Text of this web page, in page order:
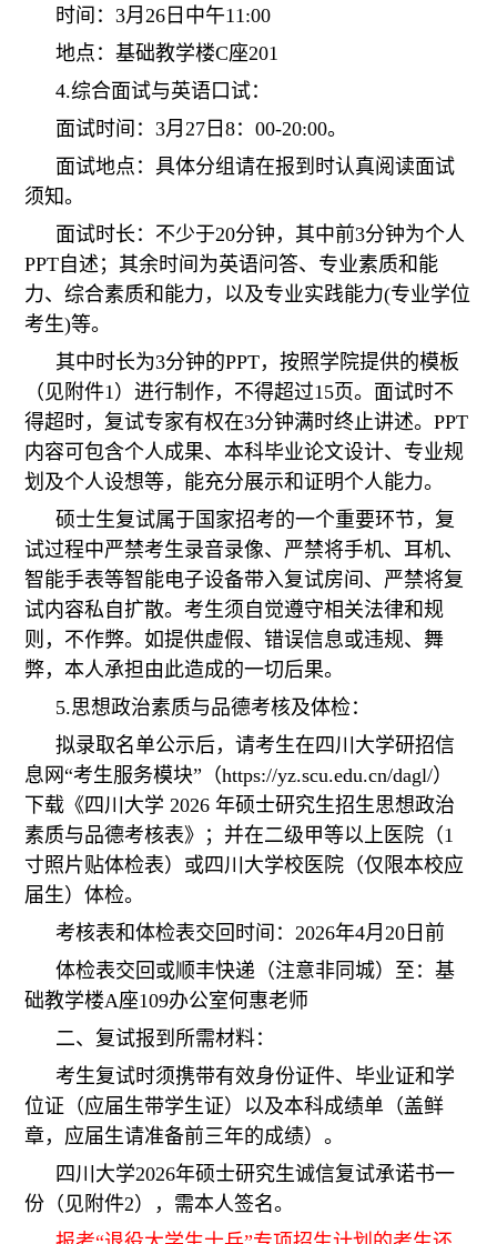
时间：3月26日中午11:00
地点：基础教学楼C座201
4.综合面试与英语口试：
面试时间：3月27 日8：00-20:00。
面试地点：具体分组请在报到时认真阅读面试
须知。
面试时长：不少于20分钟，其中前3分钟为个人
PPT自述； 其余时间为英语问答、专业素质和能
力、综合素质和能力，以及专业实践能力(专业学位
考生)等。
其中时长为3分钟的PPT，按照学院提供的模板
（见附件1）进行制作，不得超过15页。面试时不
得超时，复试专家有权在3分钟满时终止讲述。PPT
内容可包含个人成果、本科毕业论文设计、专业规
划及个人设想等，能充分展示和证明个人能力。
硕士生复试属于国家招考的一个重要环节，复
试过程中严禁考生录音录像、严禁将手机、耳机、
智能手表等智能电子设备带入复试房间、严禁将复
试内容私自扩散。考生须自觉遵守相关法律和规
则，不作弊。如提供虚假、错误信息或违规、舞
弊，本人承担由此造成的一切后果。
5.思想政治素质与品德考核及体检：
拟录取名单公示后，请考生在四川大学研招信
息网“考生服务模块”（https://yz.scu.edu.cn/dagl/）
下载《四川大学 2026 年硕士研究生招生思想政治
素质与品德考核表》；并在二级甲等以上医院（1
寸照片贴体检表）或四川大学校医院（仅限本校应
届生）体检。
考核表和体检表交回时间：2026年4月20日前
体检表交回或顺丰快递（注意非同城）至 ：基
础教学楼A座109办公室何惠老师
二、复试报到所需材料：
考生复试时须携带有效身份证件、毕业证和学
位证（应届生带学生证）以及本科成绩单（盖鲜
章，应届生请准备前三年的成绩）。
四川大学2026年硕士研究生诚信复试承诺书一
份（见附件2），需本人签名。